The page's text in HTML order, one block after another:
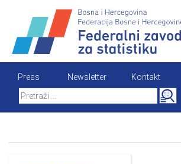
content
Press Newsletter
Kontakt
Search
for: